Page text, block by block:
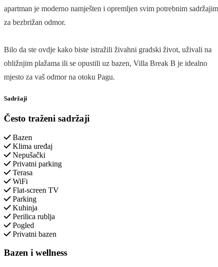
apartman je moderno namješten i opremljen svim potrebnim
za bezbrižan odmor.
Bilo da ste ovdje kako biste istražili živahni gradski život, uživali na
obližnjim plažama ili se opustili uz bazen, Villa Break B je idealno
mjesto za vaš odmor na otoku Pagu.
Sadržaji
Često traženi sadržaji
Bazen
Klima uređaj
Nepušački
Privatni parking
Terasa
WiFi
Flat-screen TV
Parking
Kuhinja
Perilica rublja
Pogled
Privatni bazen
Bazen i wellness